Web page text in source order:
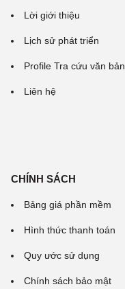
Lời giới thiệu
Lịch sử phát triển
Profile Tra cứu văn bản
Liên hệ
CHÍNH SÁCH
Bảng giá phần mềm
Hình thức thanh toán
Quy ước sử dụng
Chính sách bảo mật